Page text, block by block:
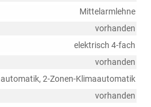
Mittelarmlehne
vorhanden
elektrisch 4-fach
vorhanden
2-Zonen-Klimaautomatik
vorhanden